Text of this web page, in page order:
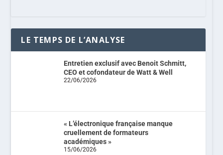
LE TEMPS DE L’ANALYSE
Entretien exclusif avec Benoit Schmitt,
CEO et cofondateur de Watt & Well
22/06/2026
« L’électronique française manque
cruellement de formateurs
académiques »
15/06/2026